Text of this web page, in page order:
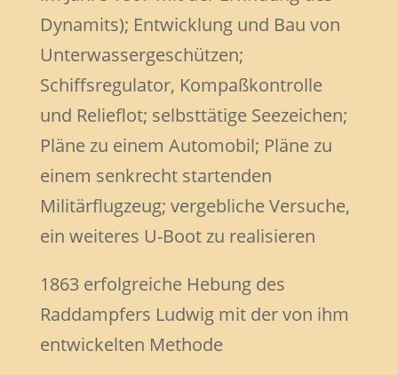
Dynamits); Entwicklung und Bau von
Unterwassergeschützen;
Schiffsregulator, Kompaßkontrolle
und Relieflot; selbsttätige Seezeichen;
Pläne zu einem Automobil; Pläne zu
einem senkrecht startenden
Militärflugzeug; vergebliche Versuche,
ein weiteres U-Boot zu realisieren
1863 erfolgreiche Hebung des
Raddampfers Ludwig mit der von ihm
entwickelten Methode